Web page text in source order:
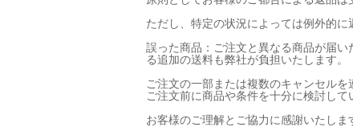
ただし、特定の状況によっては例外的
誤った商品：ご注文と異なる商品が届
る追加の送料も弊社が負担いたします。
ご注文の一部または複数のキャンセル
ご注文前に商品や条件を十分に検討し
お客様のご理解とご協力に感謝いたし